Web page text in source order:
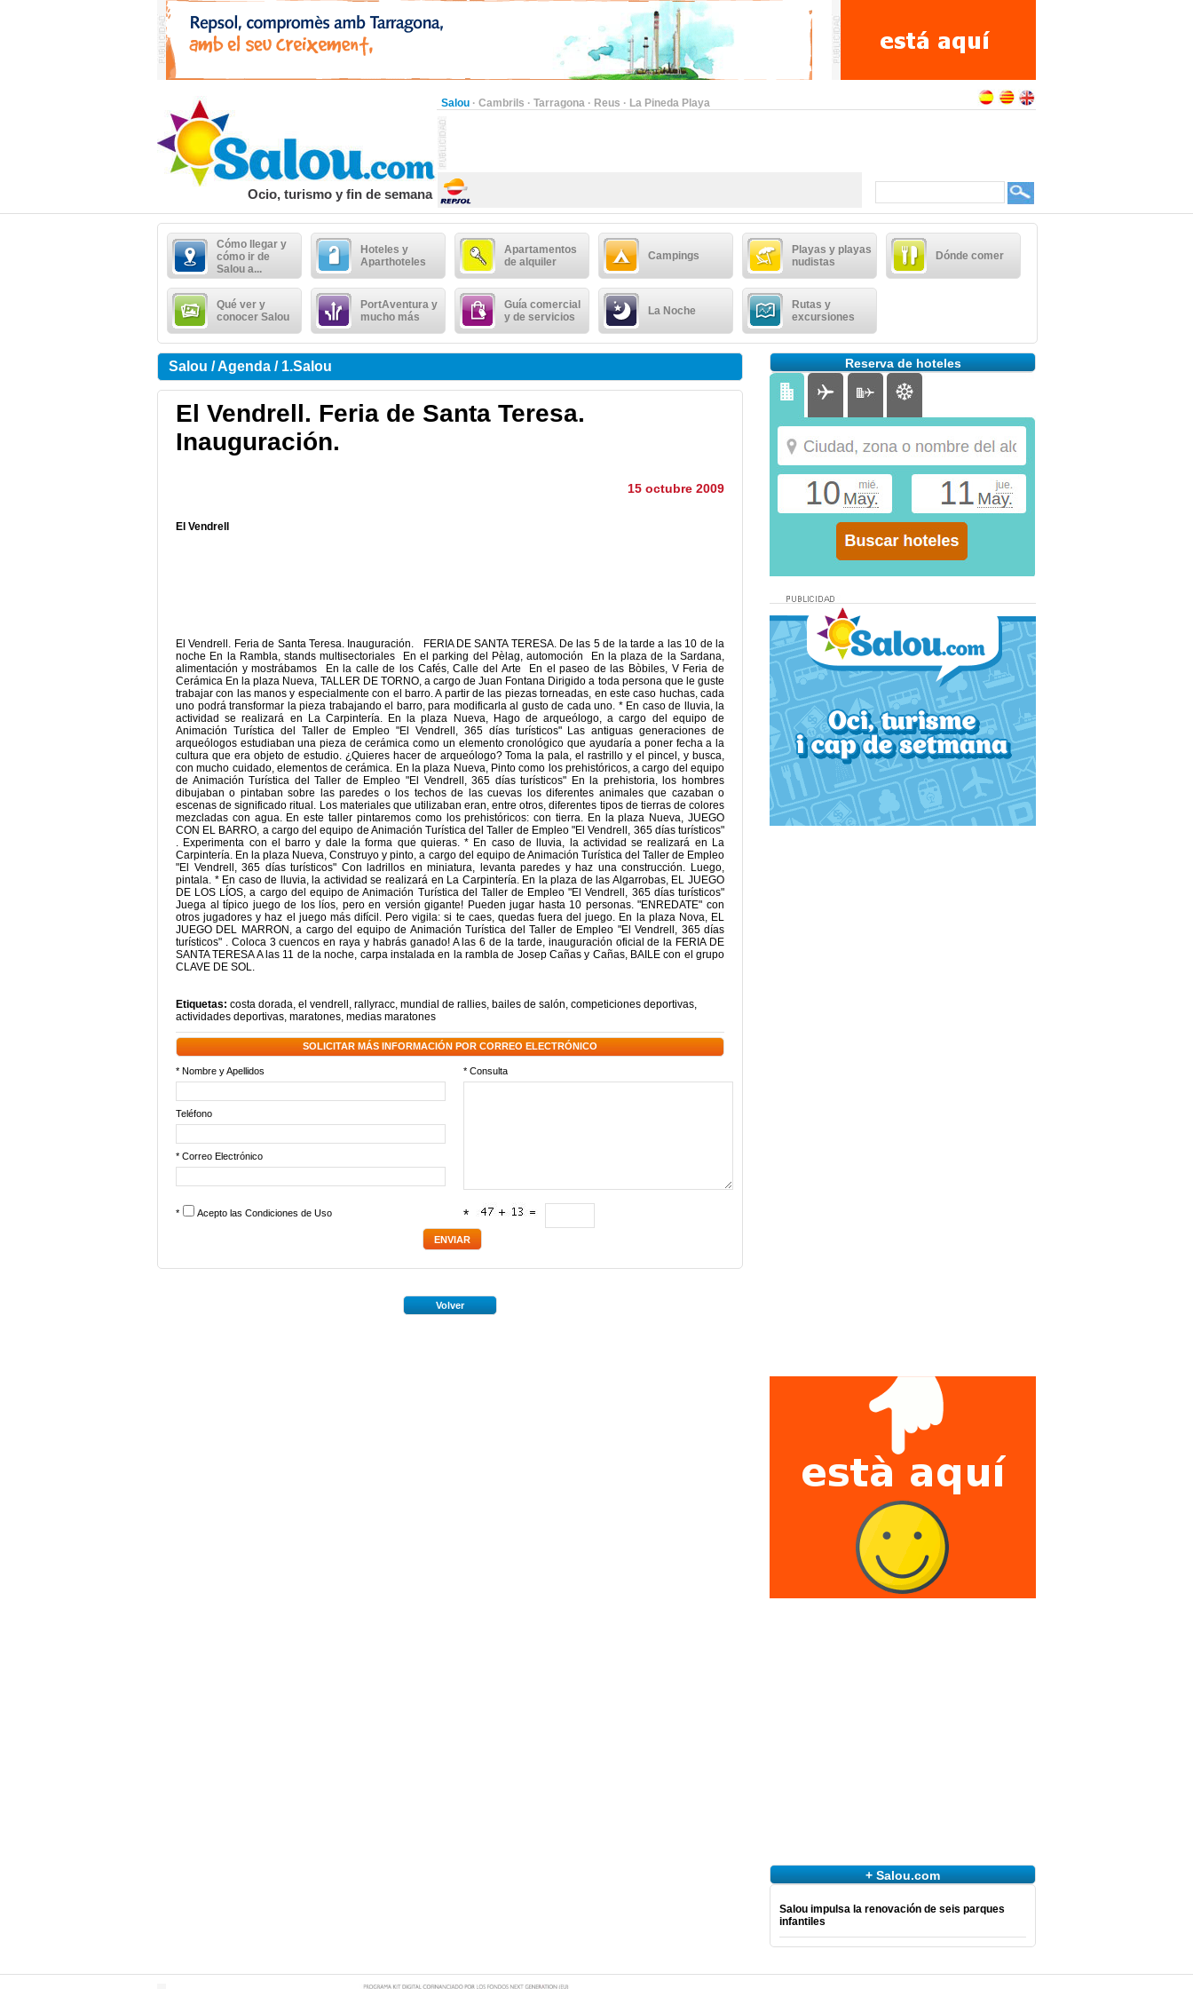
Salou · Cambrils · Tarragona · Reus · La Pineda Playa
Ocio, turismo y fin de semana
Cómo llegar y
cómo ir de
Salou a...
Hoteles y
Aparthoteles
Apartamentos
de alquiler
Campings
Playas y playas
nudistas
Dónde comer
Qué ver y
conocer Salou
PortAventura y
mucho más
Guía comercial
y de servicios
La Noche
Rutas y
excursiones
Salou / Agenda / 1.Salou
El Vendrell. Feria de Santa Teresa.
Inauguración.
15 octubre 2009
El Vendrell
El Vendrell. Feria de Santa Teresa. Inauguración. FERIA DE SANTA TERESA. De las 5 de la tarde a las 10 de la
noche En la Rambla, stands multisectoriales En el parking del Pèlag, automoción En la plaza de la Sardana,
alimentación y mostrábamos En la calle de los Cafés, Calle del Arte En el paseo de las Bòbiles, V Feria de
Cerámica En la plaza Nueva, TALLER DE TORNO, a cargo de Juan Fontana Dirigido a toda persona que le guste
trabajar con las manos y especialmente con el barro. A partir de las piezas torneadas, en este caso huchas, cada
uno podrá transformar la pieza trabajando el barro, para modificarla al gusto de cada uno. * En caso de lluvia, la
actividad se realizará en La Carpintería. En la plaza Nueva, Hago de arqueólogo, a cargo del equipo de
Animación Turística del Taller de Empleo "El Vendrell, 365 días turísticos" Las antiguas generaciones de
arqueólogos estudiaban una pieza de cerámica como un elemento cronológico que ayudaría a poner fecha a la
cultura que era objeto de estudio. ¿Quieres hacer de arqueólogo? Toma la pala, el rastrillo y el pincel, y busca,
con mucho cuidado, elementos de cerámica. En la plaza Nueva, Pinto como los prehistóricos, a cargo del equipo
de Animación Turística del Taller de Empleo "El Vendrell, 365 días turísticos" En la prehistoria, los hombres
dibujaban o pintaban sobre las paredes o los techos de las cuevas los diferentes animales que cazaban o
escenas de significado ritual. Los materiales que utilizaban eran, entre otros, diferentes tipos de tierras de colores
mezcladas con agua. En este taller pintaremos como los prehistóricos: con tierra. En la plaza Nueva, JUEGO
CON EL BARRO, a cargo del equipo de Animación Turística del Taller de Empleo "El Vendrell, 365 días turísticos"
. Experimenta con el barro y dale la forma que quieras. * En caso de lluvia, la actividad se realizará en La
Carpintería. En la plaza Nueva, Construyo y pinto, a cargo del equipo de Animación Turística del Taller de Empleo
"El Vendrell, 365 días turísticos" Con ladrillos en miniatura, levanta paredes y haz una construcción. Luego,
pintala. * En caso de lluvia, la actividad se realizará en La Carpintería. En la plaza de las Algarrobas, EL JUEGO
DE LOS LÍOS, a cargo del equipo de Animación Turística del Taller de Empleo "El Vendrell, 365 días turísticos"
Juega al típico juego de los líos, pero en versión gigante! Pueden jugar hasta 10 personas. "ENREDATE" con
otros jugadores y haz el juego más difícil. Pero vigila: si te caes, quedas fuera del juego. En la plaza Nova, EL
JUEGO DEL MARRON, a cargo del equipo de Animación Turística del Taller de Empleo "El Vendrell, 365 días
turísticos" . Coloca 3 cuencos en raya y habrás ganado! A las 6 de la tarde, inauguración oficial de la FERIA DE
SANTA TERESA A las 11 de la noche, carpa instalada en la rambla de Josep Cañas y Cañas, BAILE con el grupo
CLAVE DE SOL.
Etiquetas: costa dorada, el vendrell , rallyracc, mundial de rallies, bailes de salón, competiciones deportivas,
actividades deportivas, maratones, medias maratones
SOLICITAR MÁS INFORMACIÓN POR CORREO ELECTRÓNICO
* Nombre y Apellidos * Consulta
Teléfono
* Correo Electrónico
* Acepto las Condiciones de Uso *
Volver
Reserva de hoteles
+ Salou.com
Salou impulsa la renovación de seis parques
infantiles